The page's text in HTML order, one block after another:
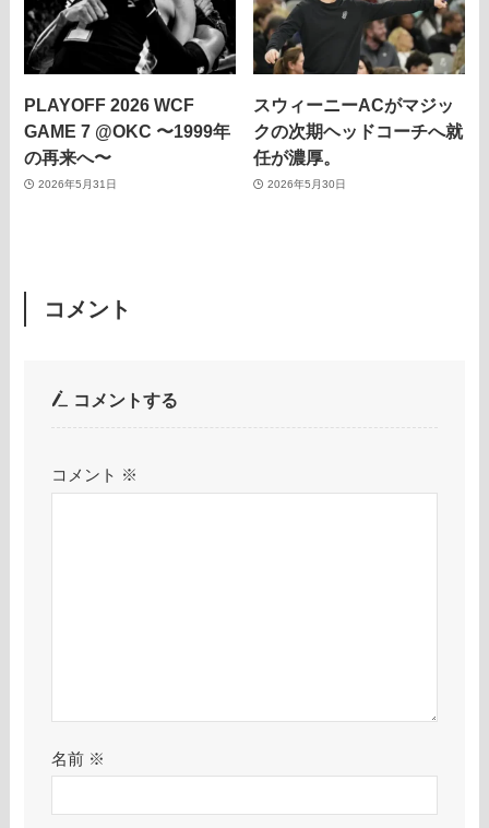
PLAYOFF 2026 WCF
GAME 7 @OKC 〜1999年
の再来へ〜
2026年5月31日
スウィーニーACがマジッ
クの次期ヘッドコーチへ就
任が濃厚。
2026年5月30日
コメント
コメントする
コメント ※
名前 ※